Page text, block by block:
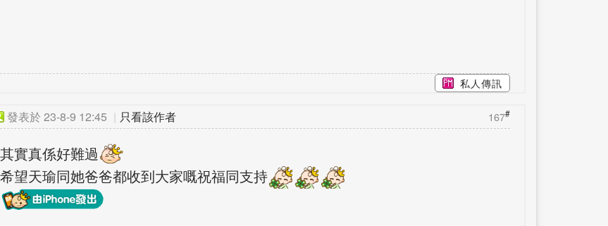
私人傳訊
167#
發表於 23-8-9 12:45 | 只看該作者
其實真係好難過
希望天瑜同她爸爸都收到大家嘅祝福同支持